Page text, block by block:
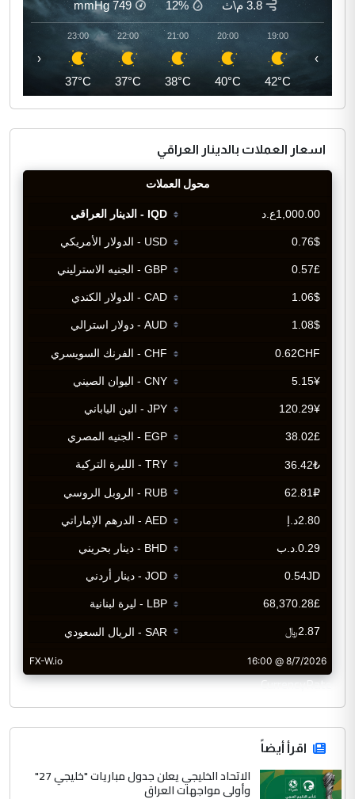
3.8 م\ث 12%
749
mmHg
19:00
42°C
20:00
40°C
21:00
38°C
22:00
37°C
23:00
37°C
‹ ›
اسعار العملات بالدينار العراقي
CurrencyRate
اقرأ أيضاً
الاتحاد الخليجي يعلن جدول مباريات "خليجي 27"
وأولى مواجهات العراق